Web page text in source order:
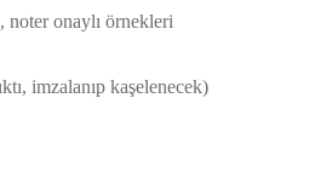
noter onaylı örnekleri
imzalanıp kaşelenecek)